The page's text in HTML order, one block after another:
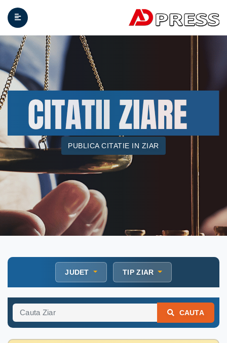
PUBLICA CITATIE IN ZIAR
JUDET TIP ZIAR
CAUTA